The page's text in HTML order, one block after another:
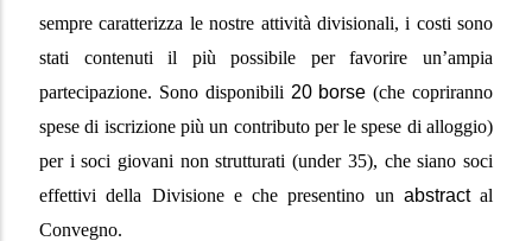
sempre caratterizza le nostre attività divisionali, i costi sono
stati contenuti il più possibile per favorire un’ampia
partecipazione. Sono disponibili 20 borse (che copriranno
spese di iscrizione più un contributo per le spese di alloggio)
per i soci giovani non strutturati (under 35), che sianosoci
effettivi della Divisione e che presentino un abstractal
Convegno.